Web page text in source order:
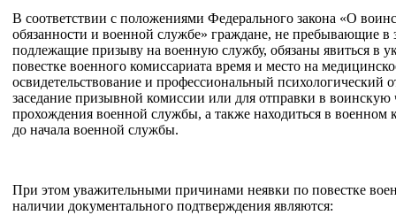
В соответствии с положениями Федерального закона «О
обязанности и военной службе» граждане, не пребывающие в
подлежащие призыву на военную службу, обязаны явиться в
повестке военного комиссариата время и место на
освидетельствование и профессиональный психологический
заседание призывной комиссии или для отправки в воинскую
прохождения военной службы, а также находиться в военном
до начала военной службы.
При этом уважительными причинами неявки по повестке
наличии документального подтверждения являются: